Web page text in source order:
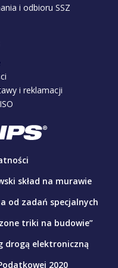
i odbioru SSZ
i reklamacji
skład na murawie
od zadań specjalnych
triki na budowie”
drogą elektroniczną
2020